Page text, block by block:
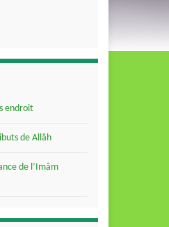
endroit
de Allâh
de l’Imâm